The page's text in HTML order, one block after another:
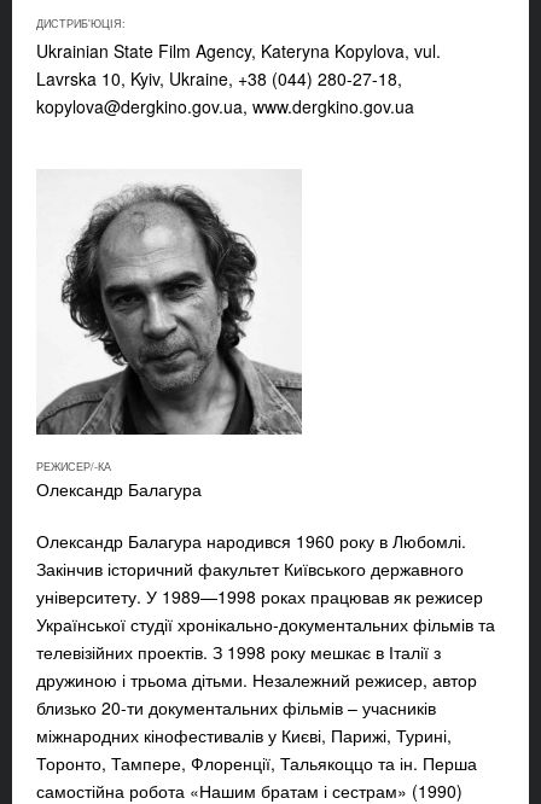
ДИСТРИБ'ЮЦІЯ:
Ukrainian State Film Agency, Kateryna Kopylova, vul.
Lavrska 10, Kyiv, Ukraine, +38 (044) 280-27-18,
kopylova@dergkino.gov.ua, www.dergkino.gov.ua
РЕЖИСЕР/-КА
Олександр Балагура
Олександр Балагура народився 1960 року в Любомлі.
Закінчив історичний факультет Київського державного
університету. У 1989—1998 роках працював як режисер
Української студії хронікально-документальних фільмів та
телевізійних проектів. З 1998 року мешкає в Італії з
дружиною і трьома дітьми. Незалежний режисер, автор
близько 20-ти документальних фільмів – учасників
міжнародних кінофестивалів у Києві, Парижі, Турині,
Торонто, Тампере, Флоренції, Тальякоццо та ін. Перша
самостійна робота «Нашим братам і сестрам» (1990)